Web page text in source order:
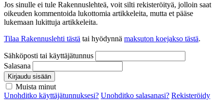
Jos sinulle ei tule Rakennuslehteä, voit silti rekisteröityä, jolloin saat
oikeuden kommentoida lukottomia artikkeleita, mutta et pääse
lukemaan lukittuja artikkeleita.
Tilaa Rakennuslehti tästä tai hyödynnä maksuton koejakso tästä.
Sähköposti tai käyttäjätunnus
Salasana
Kirjaudu sisään
Muista minut
Unohditko käyttäjätunnuksesi? Unohditko salasanasi? Rekisteröidy